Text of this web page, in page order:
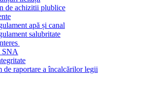
de achizitii plublice
apă și canal
salubritate
SNA
de raportare a încalcărilor legii